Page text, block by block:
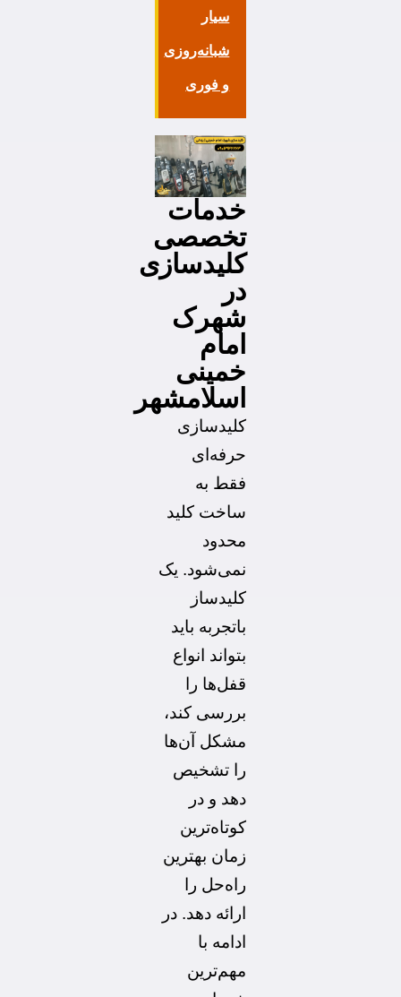
سیار
شبانه‌روزی
و فوری
خدمات
تخصصی
کلیدسازی
در
شهرک
امام
خمینی
اسلامشهر
کلیدسازی
حرفه‌ای
فقط به
ساخت کلید
محدود
نمی‌شود. یک
کلیدساز
باتجربه باید
بتواند انواع
قفل‌ها را
بررسی کند،
مشکل آن‌ها
را تشخیص
دهد و در
کوتاه‌ترین
زمان بهترین
راه‌حل را
ارائه دهد. در
ادامه با
مهم‌ترین